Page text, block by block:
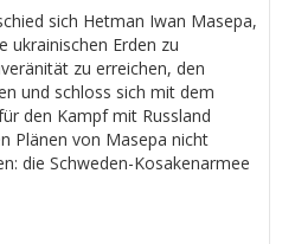
sich Hetman Iwan Masepa,
ukrainischen Erden zu
zu erreichen, den
und schloss sich mit dem
den Kampf mit Russland
Plänen von Masepa nicht
die Schweden-Kosakenarmee